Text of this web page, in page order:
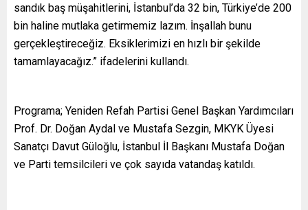
sandık baş müşahitlerini, İstanbul’da 32 bin, Türkiye’de 200
bin haline mutlaka getirmemiz lazım. İnşallah bunu
gerçekleştireceğiz. Eksiklerimizi en hızlı bir şekilde
tamamlayacağız.” ifadelerini kullandı.
Programa; Yeniden Refah Partisi Genel Başkan Yardımcıları
Prof. Dr. Doğan Aydal ve Mustafa Sezgin, MKYK Üyesi
Sanatçı Davut Güloğlu, İstanbul İl Başkanı Mustafa Doğan
ve Parti temsilcileri ve çok sayıda vatandaş katıldı.